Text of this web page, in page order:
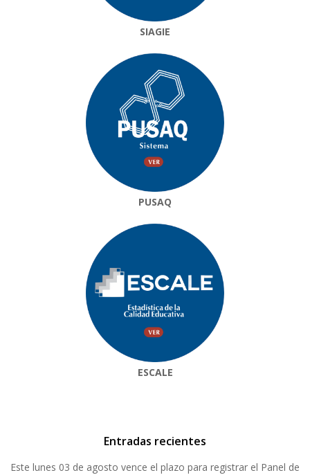
SIAGIE
PUSAQ
ESCALE
Entradas recientes
Este lunes 03 de agosto vence el plazo para registrar el Panel de